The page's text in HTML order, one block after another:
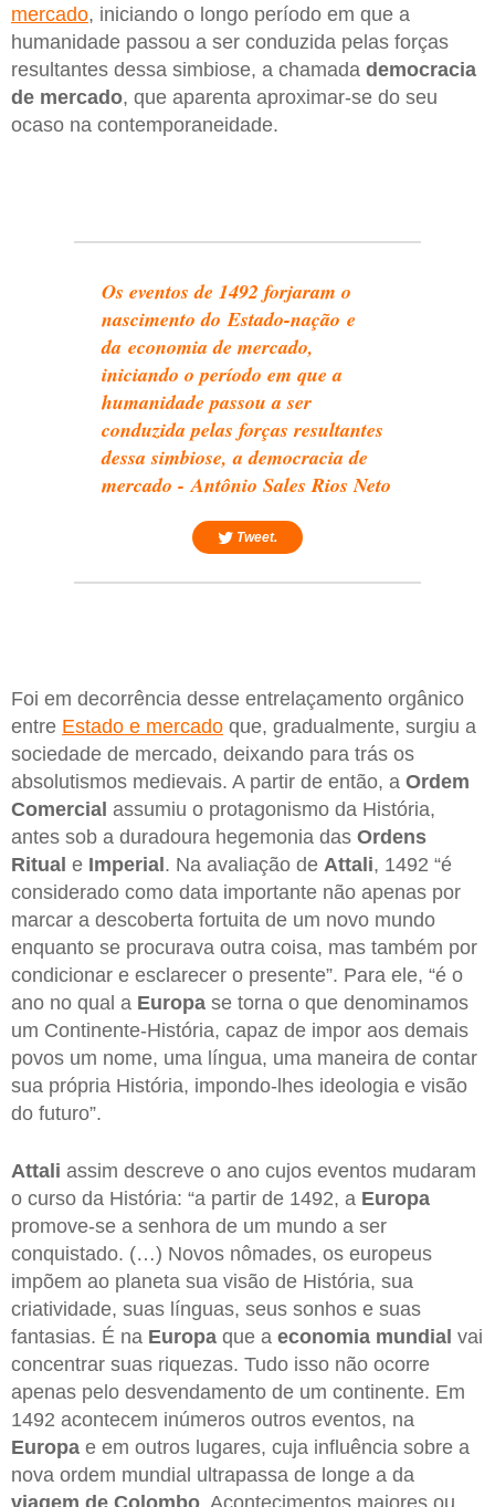
mercado, iniciando o longo período em que a
humanidade passou a ser conduzida pelas forças
resultantes dessa simbiose, a chamada democracia
de mercado, que aparenta aproximar-se do seu
ocaso na contemporaneidade.
Os eventos de 1492 forjaram o
nascimento do Estado-nação e
da economia de mercado,
iniciando o período em que a
humanidade passou a ser
conduzida pelas forças resultantes
dessa simbiose, a democracia de
mercado - Antônio Sales Rios Neto
Tweet.
Foi em decorrência desse entrelaçamento orgânico
entre Estado e mercado que, gradualmente, surgiu a
sociedade de mercado, deixando para trás os
absolutismos medievais. A partir de então, a Ordem
Comercial assumiu o protagonismo da História,
antes sob a duradoura hegemonia das Ordens
Ritual e Imperial . Na avaliação de Attali, 1492 “é
considerado como data importante não apenas por
marcar a descoberta fortuita de um novo mundo
enquanto se procurava outra coisa, mas também por
condicionar e esclarecer o presente”. Para ele, “é o
ano no qual a Europa se torna o que denominamos
um Continente-História, capaz de impor aos demais
povos um nome, uma língua, uma maneira de contar
sua própria História, impondo-lhes ideologia e visão
do futuro”.
Attali assim descreve o ano cujos eventos mudaram
o curso da História: “a partir de 1492, a Europa
promove-se a senhora de um mundo a ser
conquistado. (…) Novos nômades, os europeus
impõem ao planeta sua visão de História, sua
criatividade, suas línguas, seus sonhos e suas
fantasias. É na Europa que a economia mundial vai
concentrar suas riquezas. Tudo isso não ocorre
apenas pelo desvendamento de um continente. Em
1492 acontecem inúmeros outros eventos, na
Europa e em outros lugares, cuja influência sobre a
nova ordem mundial ultrapassa de longe a da
viagem de Colombo . Acontecimentos maiores ou